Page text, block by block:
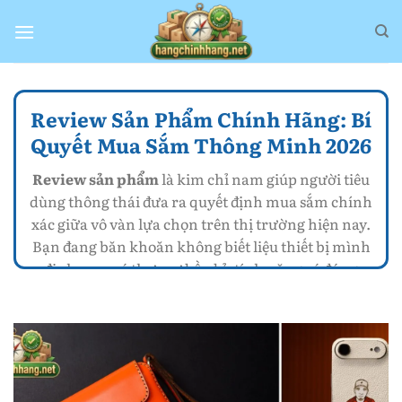
qua
Review Sản Phẩm Chính Hãng: Bí
Quyết Mua Sắm Thông Minh 2026
Review sản phẩmlà kim chỉ nam giúp người tiêu
dùng thông thái đưa ra quyết định mua sắm chính
xác giữa vô vàn lựa chọn trên thị trường hiện nay.
Bạn đang băn khoăn không biết liệu thiết bị mình
định mua có thực sự bền bỉ, tính năng có đúng
những đánh giá khách quan dựa trên trải nghiệm
thực tế để bạn an tâm lựa chọn
hàng chính hãng
với mức giá tối ưu nhất. Điển hình như bài
review